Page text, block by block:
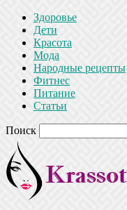
Здоровье
Дети
Красота
Мода
Народные рецепты
Фитнес
Питание
Статьи
Поиск